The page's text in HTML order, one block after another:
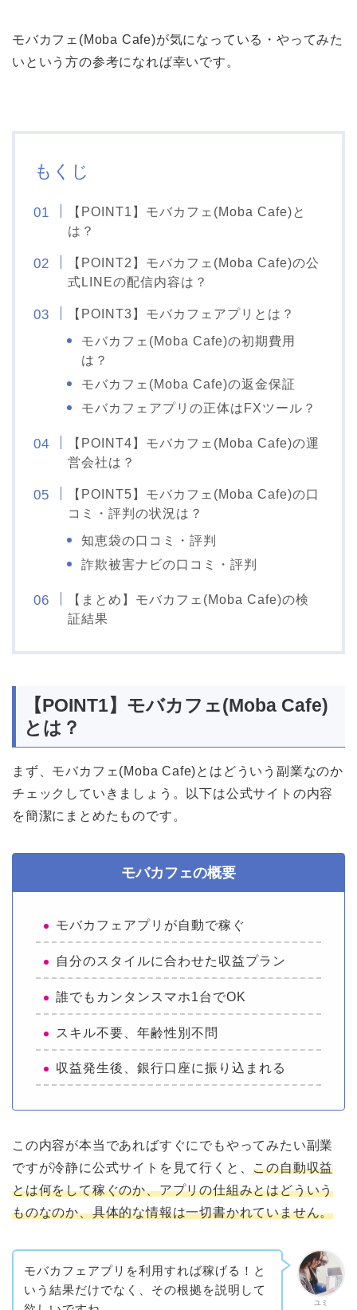
モバカフェ(Moba Cafe)が気になっている・やってみた
いという方の参考になれば幸いです。
もくじ
【POINT1】モバカフェ(Moba Cafe)と
は？
【POINT2】モバカフェ(Moba Cafe)の公
式LINEの配信内容は？
【POINT3】モバカフェアプリとは？
モバカフェ(Moba Cafe)の初期費用
は？
モバカフェ(Moba Cafe)の返金保証
モバカフェアプリの正体はFXツール？
【POINT4】モバカフェ(Moba Cafe)の運
営会社は？
【POINT5】モバカフェ(Moba Cafe)の口
コミ・評判の状況は？
知恵袋の口コミ・評判
詐欺被害ナビの口コミ・評判
【まとめ】モバカフェ(Moba Cafe)の検
証結果
【POINT1】モバカフェ(Moba Cafe)
とは？
まず、モバカフェ(Moba Cafe)とはどういう副業なのか
チェックしていきましょう。以下は公式サイトの内容
を簡潔にまとめたものです。
モバカフェの概要
モバカフェアプリが自動で稼ぐ
自分のスタイルに合わせた収益プラン
誰でもカンタンスマホ1台でOK
スキル不要、年齢性別不問
収益発生後、銀行口座に振り込まれる
この内容が本当であればすぐにでもやってみたい副業
ですが冷静に公式サイトを見て行くと、この自動収益
とは何をして稼ぐのか、アプリの仕組みとはどういう
ものなのか、具体的な情報は一切書かれていません。
ユミ
モバカフェアプリを利用すれば稼げる！と
いう結果だけでなく、その根拠を説明して